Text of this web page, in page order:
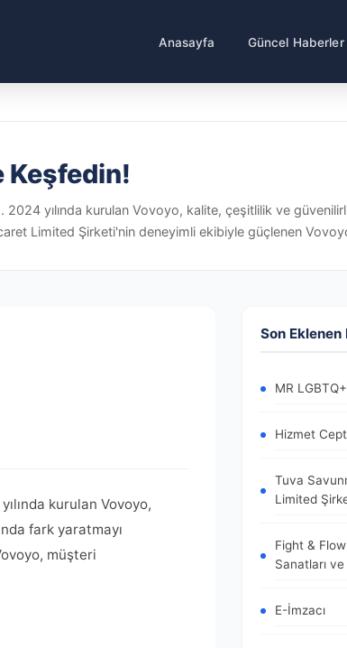
Anasayfa Güncel Haberler
Keşfedin!
2024 yılında kurulan Vovoyo, kalite, çeşitlilik ve
Limited Şirketi'nin deneyimli ekibiyle güçlenen
kurulan Vovoyo,
fark yaratmayı
müşteri
Son Eklenen
MR
Hizmet
Tuva
Limited
Fight &
Sanatları
E-İmzacı